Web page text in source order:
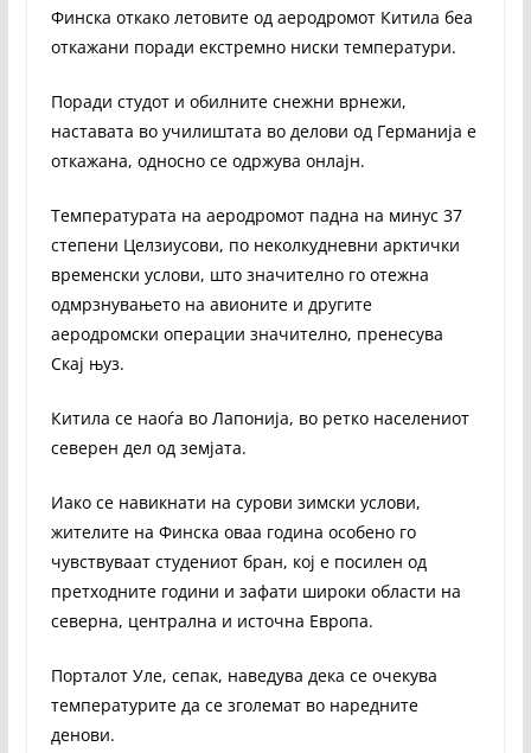
Финска откако летовите од аеродромот Китила беа
откажани поради екстремно ниски температури.
Поради студот и обилните снежни врнежи,
наставата во училиштата во делови од Германија е
откажана, односно се одржува онлајн.
Температурата на аеродромот падна на минус 37
степени Целзиусови, по неколкудневни арктички
временски услови, што значително го отежна
одмрзнувањето на авионите и другите
аеродромски операции значително, пренесува
Скај њуз.
Китила се наоѓа во Лапонија, во ретко населениот
северен дел од земјата.
Иако се навикнати на сурови зимски услови,
жителите на Финска оваа година особено го
чувствуваат студениот бран, кој е посилен од
претходните години и зафати широки области на
северна, централна и источна Европа.
Порталот Уле, сепак, наведува дека се очекува
температурите да се зголемат во наредните
денови.